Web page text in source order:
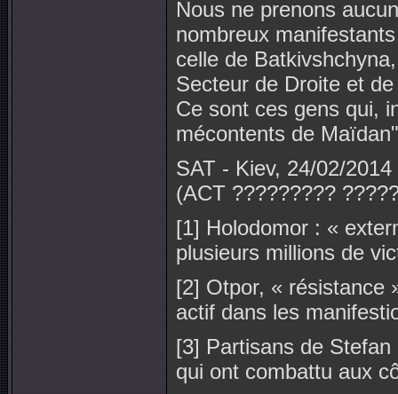
Nous ne prenons
nombreux
celle de
Secteur de Droite et
Ce sont ces gens qui,
mécontents de
SAT - Kiev, 24/02/2014
(ACT ?????????
[1] Holodomor : «
plusieurs millions de
[2] Otpor, « résistance
actif dans les
[3] Partisans de
qui ont combattu aux